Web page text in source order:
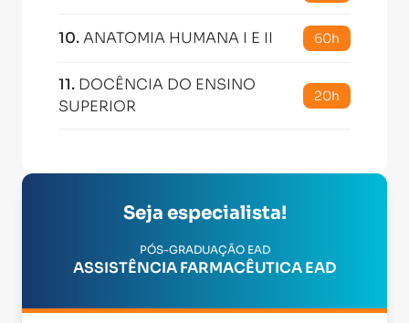
10.ANATOMIA HUMANA I E II 60h
11. DOCÊNCIA DO ENSINO
SUPERIOR
20h
Seja especialista!
PÓS-GRADUAÇÃO EAD
ASSISTÊNCIA FARMACÊUTICA EAD